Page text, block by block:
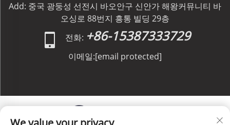
Add: 중국 광둥성 선전시 바오안구 신안가 해왕커뮤니티 바
오싱로 88번지 흥통 빌딩 29층
전화: +86-15387333729
이메일:[email protected]